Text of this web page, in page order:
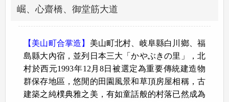
崛、心齋橋、御堂筋大道
【美山町合掌造】 美山町北村、岐阜縣白川鄉、福
島縣大內宿，並列日本三大「かやぶきの里」，北
村於西元1993年12月8日被選定為重要傳統建造物
群保存地區，悠閒的田園風景和草頂房屋相稱，古
建築之純樸典雅之美，有如童話般的村落已然成為